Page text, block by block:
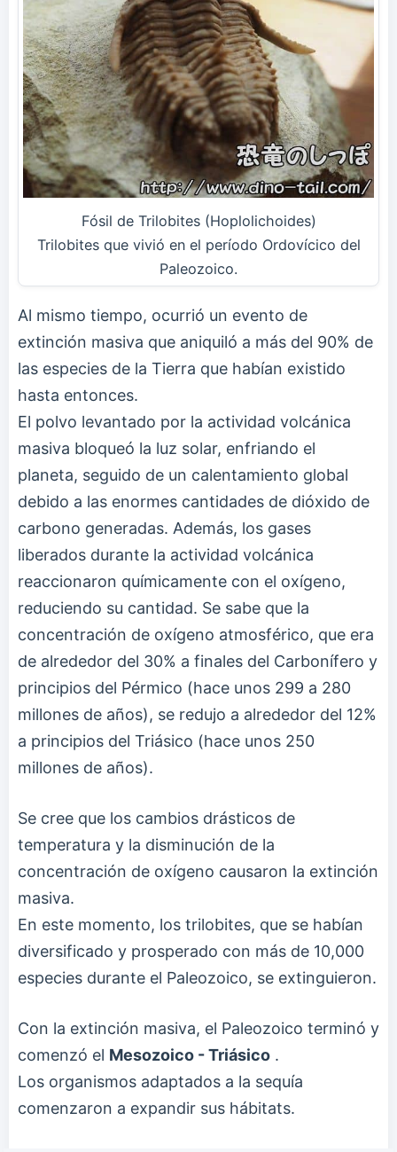
Fósil de Trilobites (Hoplolichoides)
Trilobites que vivió en el período Ordovícico del
Paleozoico.
Al mismo tiempo, ocurrió un evento de
extinción masiva que aniquiló a más del 90% de
las especies de la Tierra que habían existido
hasta entonces.
El polvo levantado por la actividad volcánica
masiva bloqueó la luz solar, enfriando el
planeta, seguido de un calentamiento global
debido a las enormes cantidades de dióxido de
carbono generadas. Además, los gases
liberados durante la actividad volcánica
reaccionaron químicamente con el oxígeno,
reduciendo su cantidad. Se sabe que la
concentración de oxígeno atmosférico, que era
de alrededor del 30% a finales del Carbonífero y
principios del Pérmico (hace unos 299 a 280
millones de años), se redujo a alrededor del 12%
a principios del Triásico (hace unos 250
millones de años).
Se cree que los cambios drásticos de
temperatura y la disminución de la
concentración de oxígeno causaron la extinción
masiva.
En este momento, los trilobites, que se habían
diversificado y prosperado con más de 10,000
especies durante el Paleozoico, se extinguieron.
Con la extinción masiva, el Paleozoico terminó y
comenzó el Mesozoico - Triásico .
Los organismos adaptados a la sequía
comenzaron a expandir sus hábitats.